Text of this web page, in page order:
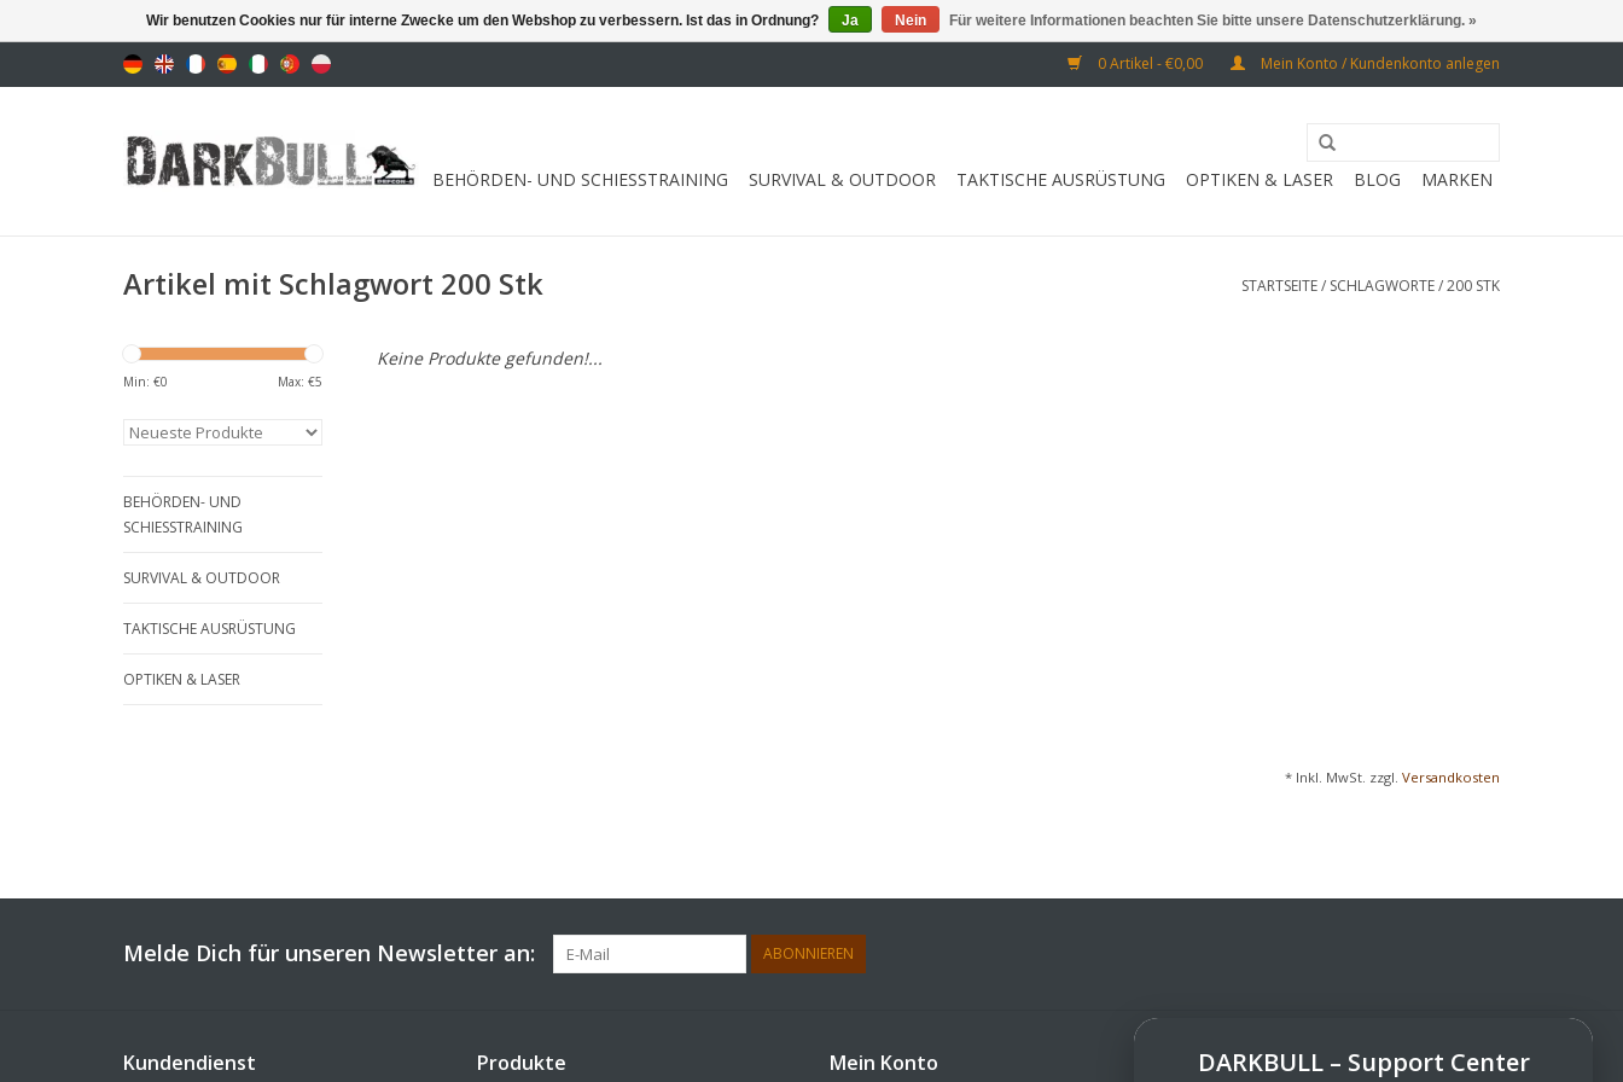
0 Artikel - €0,00 Mein Konto / Kundenkonto anlegen
BEHÖRDEN- UND SCHIESSTRAINING SURVIVAL & OUTDOOR TAKTISCHE AUSRÜSTUNG OPTIKEN & LASER BLOG MARKEN
Artikel mit Schlagwort 200 Stk STARTSEITE/ SCHLAGWORTE/200 STK
Min: €0 Max: €5
BEHÖRDEN- UND
SCHIESSTRAINING
SURVIVAL & OUTDOOR
TAKTISCHE AUSRÜSTUNG
OPTIKEN & LASER
Keine Produkte gefunden!...
* Inkl. MwSt. zzgl. Versandkosten
Melde Dich für unseren Newsletter an: ABONNIEREN
Kundendienst Produkte Mein Konto DarkBull TrendStore
Wir benutzen Cookies nur für interne Zwecke um den Webshop zu verbessern. Ist das in Ordnung? Ja Nein Für weitere Informationen beachten Sie bitte unsere Datenschutzerklärung. »
DARKBULL – Support Center